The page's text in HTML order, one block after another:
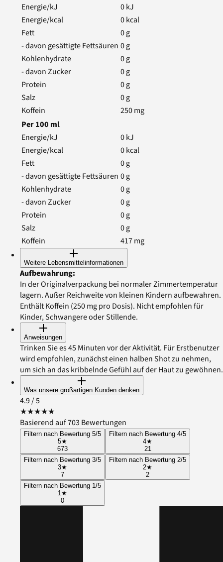
Energie/kJ
0kJ
Energie/kcal
0kcal
Fett
0g
- davon gesättigte Fettsäuren 0g
Kohlenhydrate
0g
- davon Zucker
0g
Protein
0g
Salz
0g
Koffein
250mg
Per100 ml
Energie/kJ
0kJ
Energie/kcal
0kcal
Fett
0g
- davon gesättigte Fettsäuren 0g
Kohlenhydrate
0g
- davon Zucker
0g
Protein
0g
Salz
0g
Koffein
417mg
Weitere Lebensmittelinformationen
Aufbewahrung:
In der Originalverpackung bei normaler Zimmertemperatur
lagern. Außer Reichweite von kleinen Kindern aufbewahren.
Enthält Koffein (250 mg pro Dosis). Nicht empfohlen für
Kinder, Schwangere oder Stillende.
Anweisungen
Trinken Sie es 45 Minuten vor der Aktivität. Für Erstbenutzer
wird empfohlen, zunächst einen halben Shot zu nehmen,
um sich an das kribbelnde Gefühl auf der Haut zu gewöhnen.
Was unsere großartigen Kunden denken
4.9/ 5
★★★★★
Basierend auf 703 Bewertungen
Filtern nach Bewertung 5/5
5★
673
Filtern nach Bewertung 4/5
4★
21
Filtern nach Bewertung 3/5
3★
7
Filtern nach Bewertung 2/5
2★
2
Filtern nach Bewertung 1/5
1 ★
0